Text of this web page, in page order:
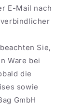
E-Mail nach
Sie,
Ware bei
die
sowie
GmbH